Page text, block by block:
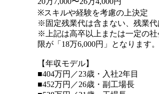
※スキルや経験を考慮の上決定
※固定残業代は含まない、残業代
※上記は高卒以上または一定の
限が「18万6,000円」となります。
【年収モデル】
■404万円／23歳・入社2年目
■452万円／26歳・副工場長